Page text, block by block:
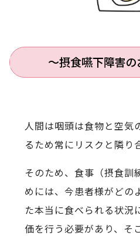
〜摂食嚥下障害
人間は咽頭は食物と空気
るため常にリスクと隣り
そのため、食事（摂食訓
めには、今患者様がどの
た本当に食べられる状況
価を行う必要があり、そ